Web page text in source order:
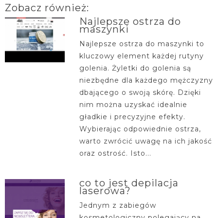
Zobacz również:
Najlepsze ostrza do
maszynki
Najlepsze ostrza do maszynki to
kluczowy element każdej rutyny
golenia. Żyletki do golenia są
niezbędne dla każdego mężczyzny
dbającego o swoją skórę. Dzięki
nim można uzyskać idealnie
gładkie i precyzyjne efekty.
Wybierając odpowiednie ostrza,
warto zwrócić uwagę na ich jakość
oraz ostrość. Isto...
co to jest depilacja
laserowa?
Jednym z zabiegów